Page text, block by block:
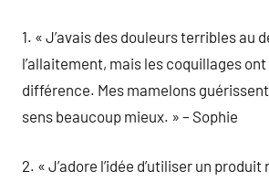
1. « J’avais des douleurs terribles au
l’allaitement, mais les coquillages
différence. Mes mamelons
sens beaucoup mieux. » – Sophie
2. « J’adore l’idée d’utiliser un